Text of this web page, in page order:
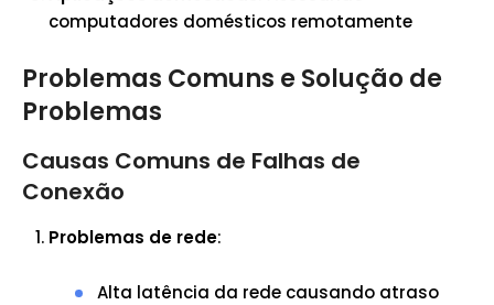
computadores domésticos remotamente
Problemas Comuns e Solução de
Problemas
Causas Comuns de Falhas de
Conexão
Problemas de rede:
Alta latência da rede causando atraso